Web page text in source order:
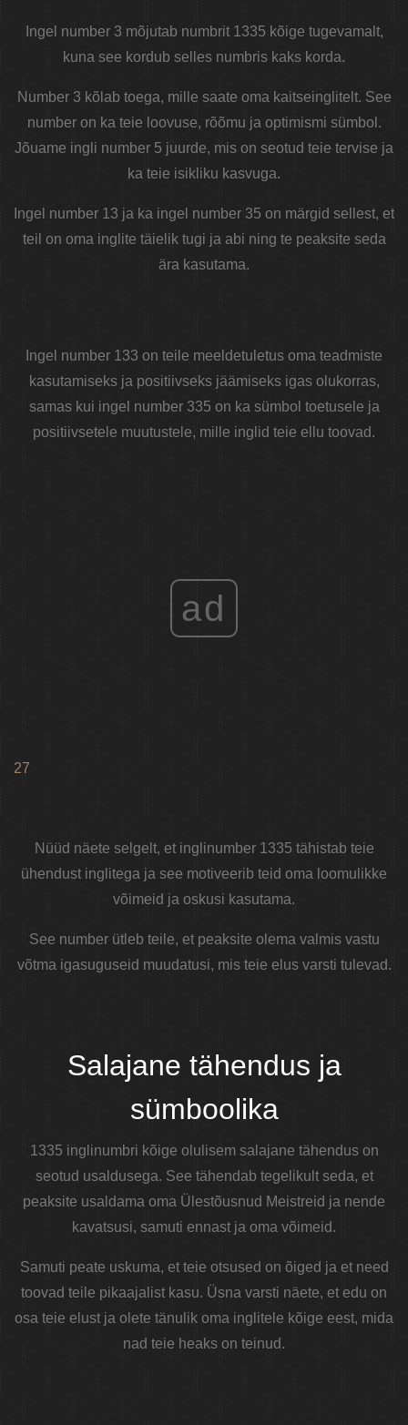
Ingel number 3 mõjutab numbrit 1335 kõige tugevamalt,
kuna see kordub selles numbris kaks korda.
Number 3 kõlab toega, mille saate oma kaitseinglitelt. See
number on ka teie loovuse, rõõmu ja optimismi sümbol.
Jõuame ingli number 5 juurde, mis on seotud teie tervise ja
ka teie isikliku kasvuga.
Ingel number 13 ja ka ingel number 35 on märgid sellest, et
teil on oma inglite täielik tugi ja abi ning te peaksite seda
ära kasutama.
Ingel number 133 on teile meeldetuletus oma teadmiste
kasutamiseks ja positiivseks jäämiseks igas olukorras,
samas kui ingel number 335 on ka sümbol toetusele ja
positiivsetele muutustele, mille inglid teie ellu toovad.
ad
27
Nüüd näete selgelt, et inglinumber 1335 tähistab teie
ühendust inglitega ja see motiveerib teid oma loomulikke
võimeid ja oskusi kasutama.
See number ütleb teile, et peaksite olema valmis vastu
võtma igasuguseid muudatusi, mis teie elus varsti tulevad.
Salajane tähendus ja
sümboolika
1335 inglinumbri kõige olulisem salajane tähendus on
seotud usaldusega. See tähendab tegelikult seda, et
peaksite usaldama oma Ülestõusnud Meistreid ja nende
kavatsusi, samuti ennast ja oma võimeid.
Samuti peate uskuma, et teie otsused on õiged ja et need
toovad teile pikaajalist kasu. Üsna varsti näete, et edu on
osa teie elust ja olete tänulik oma inglitele kõige eest, mida
nad teie heaks on teinud.